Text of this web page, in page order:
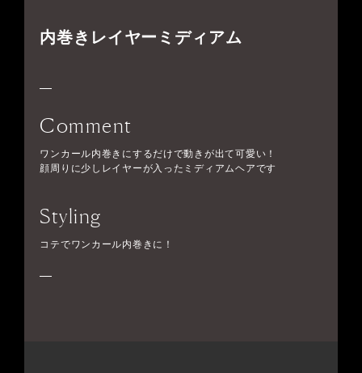
内巻きレイヤーミディアム
Comment
ワンカール内巻きにするだけで動きが出て可愛い！
顔周りに少しレイヤーが入ったミディアムヘアです
Styling
コテでワンカール内巻きに！